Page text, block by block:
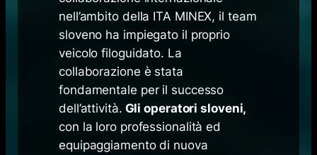
nell’ambito della ITA MINEX, il team
sloveno ha impiegato il proprio
veicolo filoguidato. La
collaborazione è stata
fondamentale per il successo
dell’attività. Gli operatori sloveni,
con la loro professionalità ed
equipaggiamento di nuova